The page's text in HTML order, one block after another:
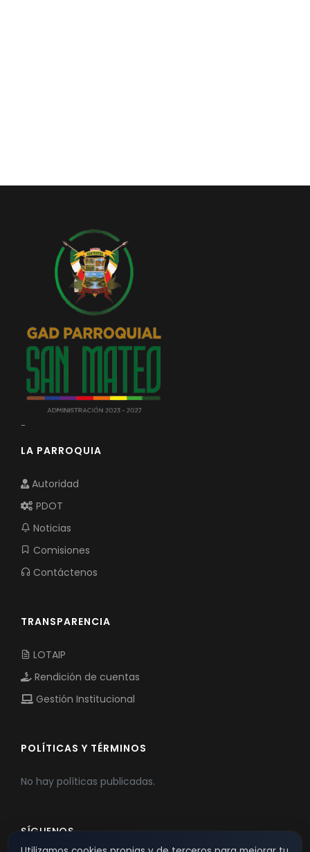
-
LA PARROQUIA
Autoridad
PDOT
Noticias
Comisiones
Contáctenos
TRANSPARENCIA
LOTAIP
Rendición de cuentas
Gestión Institucional
POLÍTICAS Y TÉRMINOS
No hay políticas publicadas.
SÍGUENOS